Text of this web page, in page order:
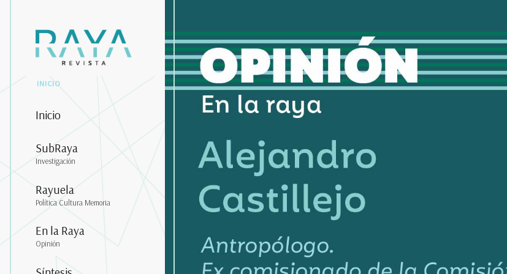
INICIO
Inicio
SubRaya
Investigación
Rayuela
Política Cultura Memoria
En la Raya
Opinión